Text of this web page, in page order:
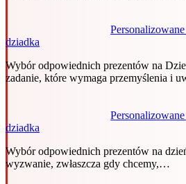
dziadka
Wybór odpowiednich prezentów na
zadanie, które wymaga przemyślenia i
dziadka
Wybór odpowiednich prezentów na
wyzwanie, zwłaszcza gdy chcemy,…